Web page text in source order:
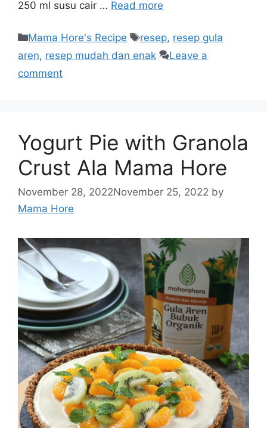
250 ml susu cair … Read more
Mama Hore's Recipe resep, resep gula
aren, resep mudah dan enak
Leave a
comment
Yogurt Pie with Granola
Crust Ala Mama Hore
November 28, 2022November 25, 2022 by
Mama Hore